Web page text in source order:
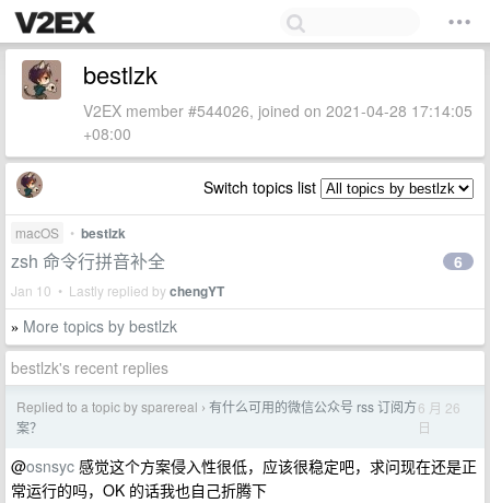
bestlzk
V2EX member #544026, joined on 2021-04-28 17:14:05
+08:00
Switch topics list
macOS • bestlzk
zsh 命令行拼音补全
Jan 10 • Lastly replied bychengYT
6
» More topics by bestlzk
bestlzk's recent replies
Replied to a topic by sparereal › 有什么可用的微信公众号 rss 订阅方
案？
6 月 26
日
@osnsyc 感觉这个方案侵入性很低，应该很稳定吧，求问现在还是正
常运行的吗，OK 的话我也自己折腾下